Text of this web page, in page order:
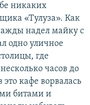
никаких
«Тулуза». Как
надел майку с
одно уличное
где
часов до
это кафе ворвалась
битами и